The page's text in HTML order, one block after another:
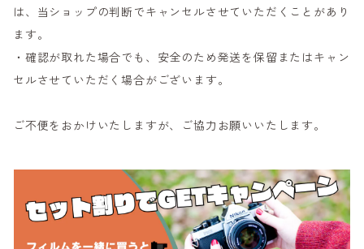
は、当ショップの判断でキャンセルさせていただくことがあり
ます。
・確認が取れた場合でも、安全のため発送を保留またはキャン
セルさせていただく場合がございます。
ご不便をおかけいたしますが、ご協力お願いいたします。